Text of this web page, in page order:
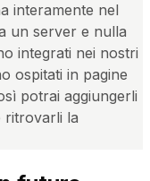
interamente nel
un server e nulla
integrati nei nostri
ospitati in pagine
potrai aggiungerli
ritrovarli la